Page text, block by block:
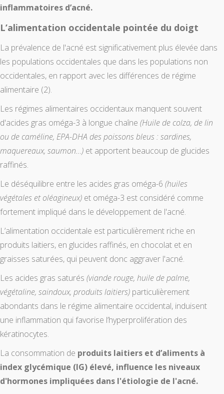
inflammatoires d’acné.
L’alimentation occidentale pointée du doigt
La prévalence de l'acné est significativement plus élevée dans
les populations occidentales que dans les populations non
occidentales, en rapport avec les différences de régime
alimentaire (2).
Les régimes alimentaires occidentaux manquent souvent
d'acides gras oméga-3 à longue chaîne (Huile de colza, de lin
ou de caméline, EPA-DHA des poissons bleus : sardines,
maquereaux, saumon…) et apportent beaucoup de glucides
raffinés.
Le déséquilibre entre les acides gras oméga-6 (huiles
végétales et oléagineux) et oméga-3 est considéré comme
fortement impliqué dans le développement de l'acné.
L’alimentation occidentale est particulièrement riche en
produits laitiers, en glucides raffinés, en chocolat et en
graisses saturées, qui peuvent donc aggraver l'acné.
Les acides gras saturés (viande rouge, huile de palme,
végétaline, saindoux, produits laitiers) particulièrement
abondants dans le régime alimentaire occidental, induisent
une inflammation qui favorise l’hyperprolifération des
kératinocytes.
La consommation de produits laitiers et d’aliments à
index glycémique (IG) élevé, influence les niveaux
d'hormones impliquées dans l'étiologie de l'acné.